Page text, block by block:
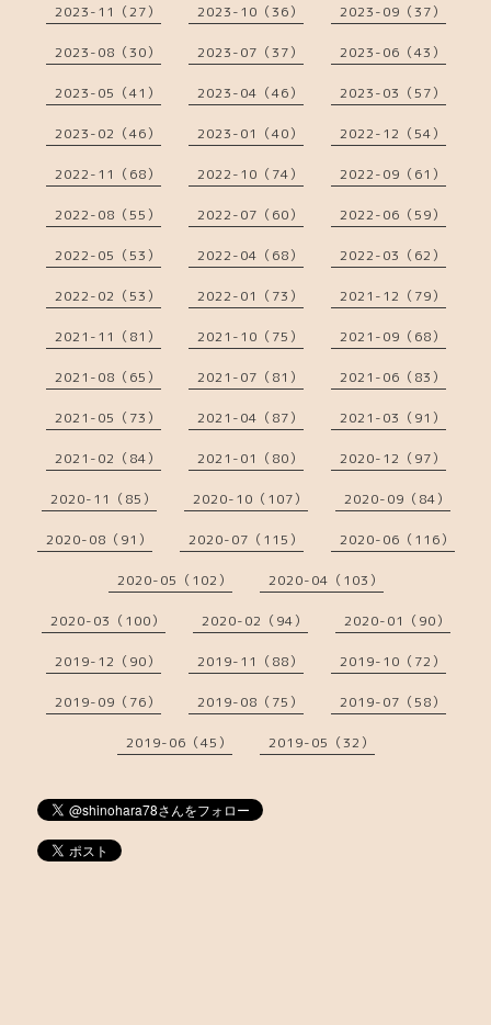
2023-11（27） 2023-10（36） 2023-09（37）
2023-08（30） 2023-07（37） 2023-06（43）
2023-05（41） 2023-04（46） 2023-03（57）
2023-02（46） 2023-01（40） 2022-12（54）
2022-11（68） 2022-10（74） 2022-09（61）
2022-08（55） 2022-07（60） 2022-06（59）
2022-05（53） 2022-04（68） 2022-03（62）
2022-02（53） 2022-01（73） 2021-12（79）
2021-11（81） 2021-10（75） 2021-09（68）
2021-08（65） 2021-07（81） 2021-06（83）
2021-05（73） 2021-04（87） 2021-03（91）
2021-02（84） 2021-01（80） 2020-12（97）
2020-11（85） 2020-10（107） 2020-09（84）
2020-08（91） 2020-07（115） 2020-06（116）
2020-05（102） 2020-04（103）
2020-03（100） 2020-02（94） 2020-01（90）
2019-12（90） 2019-11（88） 2019-10（72）
2019-09（76） 2019-08（75） 2019-07（58）
2019-06（45） 2019-05（32）